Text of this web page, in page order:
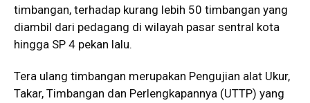
timbangan, terhadap kurang lebih 50 timbangan yang
diambil dari pedagang di wilayah pasar sentral kota
hingga SP 4 pekan lalu.
Tera ulang timbangan merupakan Pengujian alat Ukur,
Takar, Timbangan dan Perlengkapannya (UTTP) yang